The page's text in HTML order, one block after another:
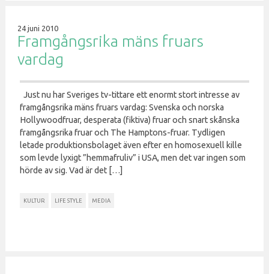
24 juni 2010
Framgångsrika mäns fruars
vardag
Just nu har Sveriges tv-tittare ett enormt stort intresse av
framgångsrika mäns fruars vardag: Svenska och norska
Hollywoodfruar, desperata (fiktiva) fruar och snart skånska
framgångsrika fruar och The Hamptons-fruar. Tydligen
letade produktionsbolaget även efter en homosexuell kille
som levde lyxigt ”hemmafruliv” i USA, men det var ingen som
hörde av sig. Vad är det […]
KULTUR LIFE STYLE MEDIA